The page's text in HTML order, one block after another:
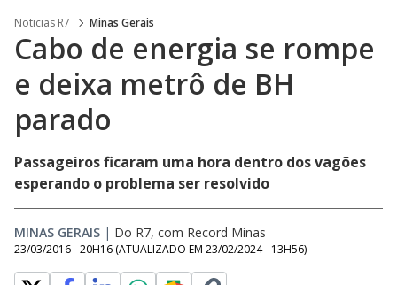
Noticias R7 Minas Gerais
Cabo de energia se rompe
e deixa metrô de BH
parado
Passageiros ficaram uma hora dentro dos vagões
esperando o problema ser resolvido
MINAS GERAIS | Do R7, com Record Minas
23/03/2016 - 20H16 (ATUALIZADO EM 23/02/2024 - 13H56)